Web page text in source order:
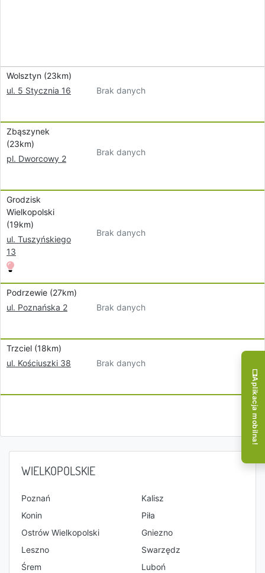
Wolsztyn (23km)
ul. 5 Stycznia 16
Brak danych
Zbąszynek
(23km)
pl. Dworcowy 2
Brak danych
Grodzisk
Wielkopolski
(19km)
ul. Tuszyńskiego
13
Brak danych
Podrzewie (27km)
ul. Poznańska 2
Brak danych
Trzciel (18km)
ul. Kościuszki 38
Brak danych
WIELKOPOLSKIE
Poznań
Kalisz
Konin
Piła
Ostrów Wielkopolski
Gniezno
Leszno
Swarzędz
Śrem
Luboń
Aplikacja mobilna!